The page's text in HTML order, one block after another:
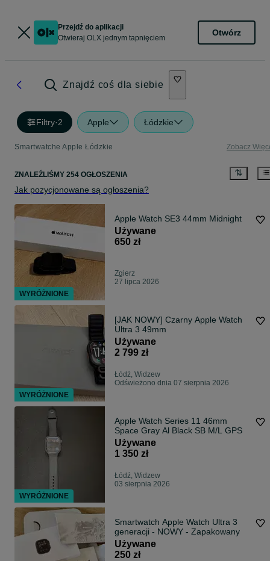
Przejdź do aplikacji
Otwieraj OLX jednym tapnięciem
Otwórz
Znajdź coś dla siebie
Filtry·2 Apple Łódzkie
Smartwatche Apple Łódzkie Zobacz
ZNALEŹLIŚMY 254 OGŁOSZENIA
Jak pozycjonowane są ogłoszenia?
Apple Watch SE3 44mm Midnight
Używane
650 zł
Zgierz
27 lipca 2026
[JAK NOWY] Czarny Apple Watch
Ultra 3 49mm
Używane
2 799 zł
Łódź, Widzew
Odświeżono dnia 07 sierpnia 2026
Apple Watch Series 11 46mm
Space Gray Al Black SB M/L GPS
Używane
1 350 zł
Łódź, Widzew
03 sierpnia 2026
Smartwatch Apple Watch Ultra 3
generacji - NOWY - Zapakowany
Używane
250 zł
WYRÓŻNIONE
WYRÓŻNIONE
WYRÓŻNIONE